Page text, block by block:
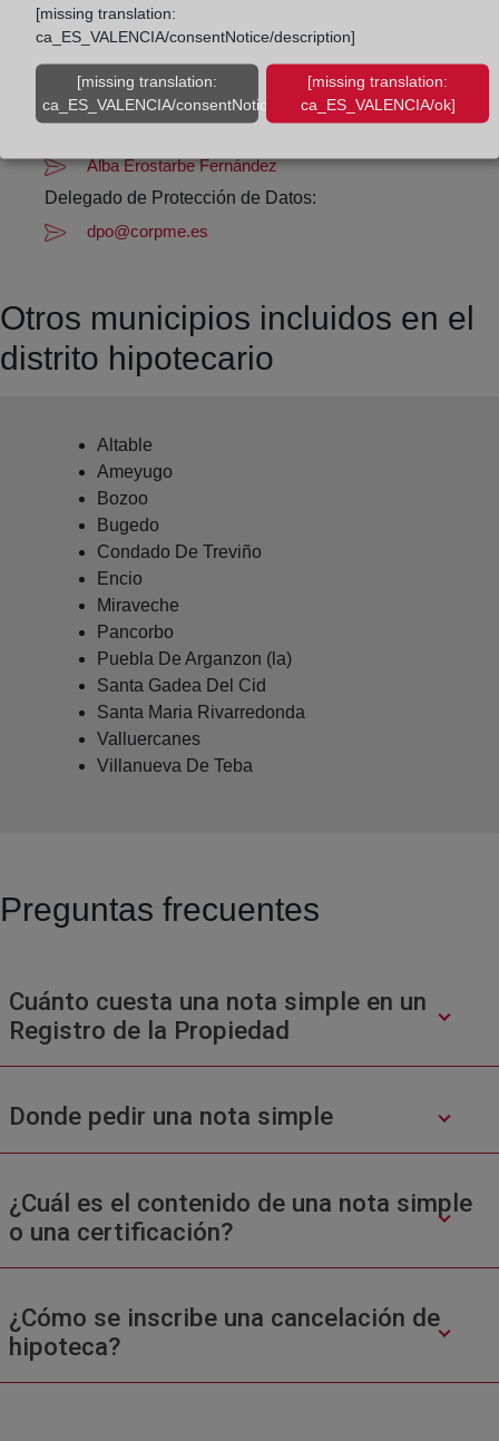
Datos de contacto:
(947) 33 21 90
mirandadeebro@registrodelapropiedad.org
Alba Erostarbe Fernández
Delegado de Protección de Datos:
dpo@corpme.es
Otros municipios incluidos en el
distrito hipotecario
Altable
Ameyugo
Bozoo
Bugedo
Condado De Treviño
Encio
Miraveche
Pancorbo
Puebla De Arganzon (la)
Santa Gadea Del Cid
Santa Maria Rivarredonda
Valluercanes
Villanueva De Teba
Preguntas frecuentes
Cuánto cuesta una nota simple en un
Registro de la Propiedad
Donde pedir una nota simple
¿Cuál es el contenido de una nota simple
o una certificación?
¿Cómo se inscribe una cancelación de
hipoteca?
[missing translation:
ca_ES_VALENCIA/consentNotice/description]
[missing translation:
ca_ES_VALENCIA/consentNotice/learnMore]
[missing translation:
ca_ES_VALENCIA/ok]